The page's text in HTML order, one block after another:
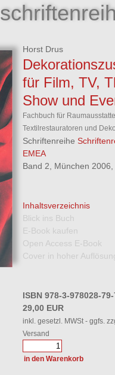
Horst Drus
für Film, TV,
Show und
Fachbuch für
Textilrestauratoren und
Schriftenreihe
EMEA
Band 2, München
Inhaltsverzeichnis
Blick ins Buch
E-Book kaufen
Open Access E-Book
Cover in hoher
ISBN 978-3-978028-
29,00 EUR
inkl. gesetzl. MWSt - ggfs.
Versand